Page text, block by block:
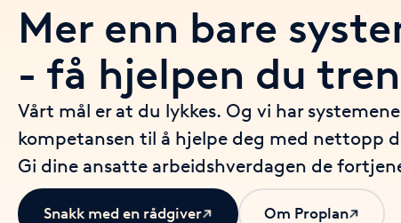
Mer enn bare
- få hjelpen du
Vårt mål er at du lykkes. Og vi har
kompetansen til å hjelpe deg med nettopp
Gi dine ansatte arbeidshverdagen de
Snakk med en rådgiver Om Proplan